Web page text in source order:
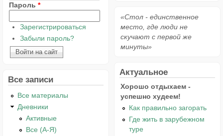
Пароль *
Зарегистрироваться
Забыли пароль?
Все записи
Все материалы
Дневники
Активные
Все (А-Я)
«Стол - единственное
место, где люди не
скучают с первой же
минуты»
Актуальное
Хорошо отдыхаем -
успешно худеем!
Как правильно загорать
Где жить в зарубежном
туре